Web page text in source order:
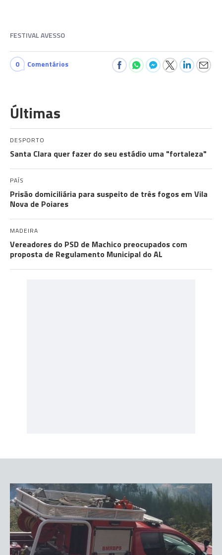
FESTIVAL AVESSO
0 Comentários
Últimas
DESPORTO
Santa Clara quer fazer do seu estádio uma "fortaleza"
PAÍS
Prisão domiciliária para suspeito de três fogos em Vila
Nova de Poiares
MADEIRA
Vereadores do PSD de Machico preocupados com
proposta de Regulamento Municipal do AL